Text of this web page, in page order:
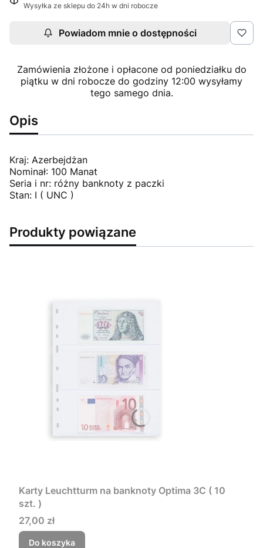
Wysyłka ze sklepu do 24h w dni robocze
Powiadom mnie o dostępności
Zamówienia złożone i opłacone od poniedziałku do
piątku w dni robocze do godziny 12:00 wysyłamy
tego samego dnia.
Opis
Kraj: Azerbejdżan
Nominał: 100 Manat
Seria i nr: różny banknoty z paczki
Stan: I ( UNC )
Produkty powiązane
Karty Leuchtturm na banknoty Optima 3C ( 10
szt. )
Cena
27,00 zł
Do koszyka